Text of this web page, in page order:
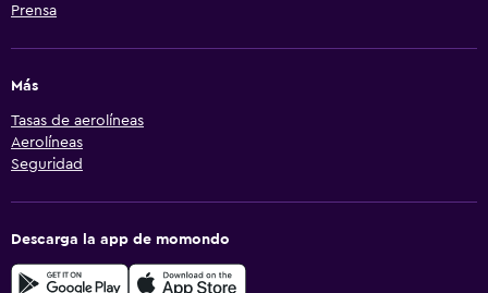
Prensa
Más
Tasas de aerolíneas
Aerolíneas
Seguridad
Descarga la app de momondo